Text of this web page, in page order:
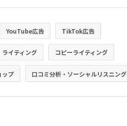
YouTube広告 TikTok広告
イティング コピーライティング
ップ 口コミ分析・ソーシャルリスニング